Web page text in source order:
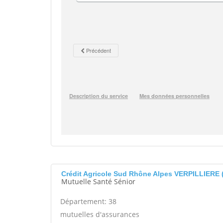
Crédit Agricole Sud Rhône Alpes VERPILLIERE
Mutuelle Santé Sénior
Département: 38
mutuelles d'assurances